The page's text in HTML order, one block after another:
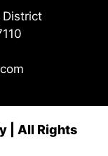
District